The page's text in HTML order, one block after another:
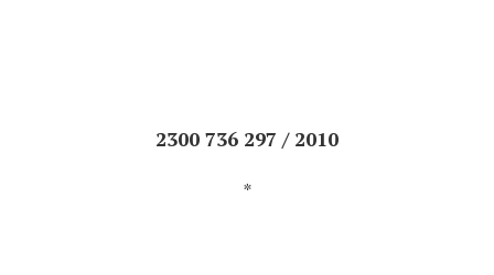
2300 736 297 / 2010
*